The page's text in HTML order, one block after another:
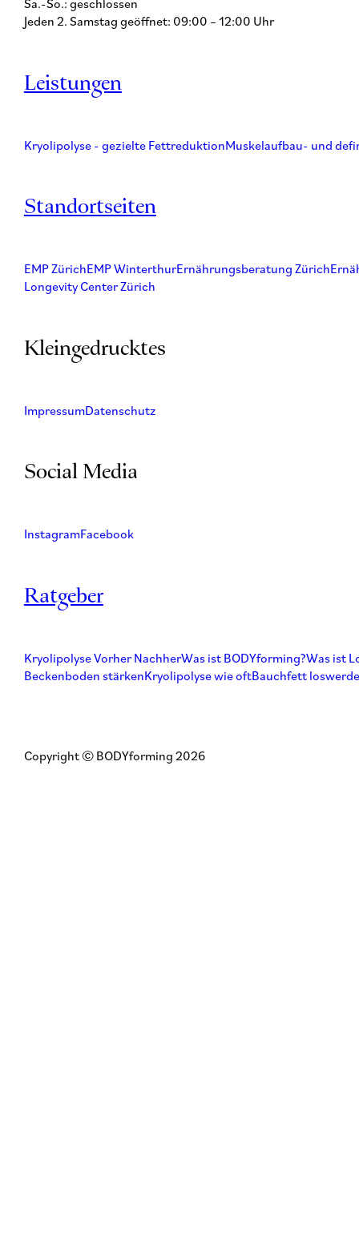
Sa.-So.: geschlossen
Jeden 2. Samstag geöffnet: 09:00 – 12:00 Uhr
Leistungen
Kryolipolyse - gezielte FettreduktionMuskelaufbau- und
Standortseiten
EMP ZürichEMP WinterthurErnährungsberatung Zürich
Longevity Center Zürich
Kleingedrucktes
ImpressumDatenschutz
Social Media
InstagramFacebook
Ratgeber
Kryolipolyse Vorher NachherWas ist BODYforming?Was ist
Beckenboden stärkenKryolipolyse wie oftBauchfett
Copyright © BODYforming 2026